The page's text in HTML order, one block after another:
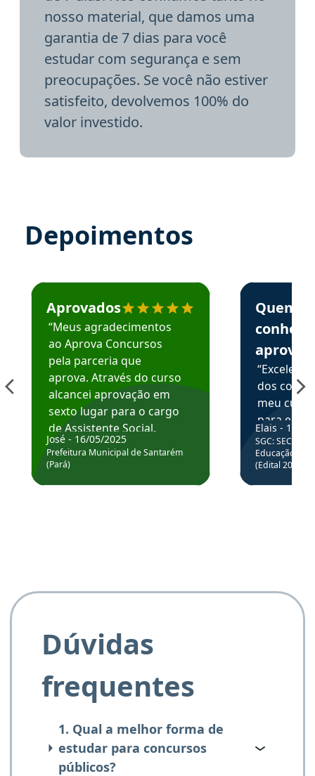
nosso material, que damos uma
garantia de 7 dias para você
estudar com segurança e sem
preocupações. Se você não estiver
satisfeito, devolvemos 100% do
valor investido.
Depoimentos
Estudante José recomenda o Aprova Concursos em
Aprovados
“Meus agradecimentos
ao Aprova Concursos
pela parceria que
aprova. Através do curso
alcancei aprovação em
sexto lugar para o cargo
de Assistente Social.
Hoje estou atuando na
Prefeitura de Santarém.
José - 16/05/2025
Prefeitura Municipal de Santarém
(Pará)
Estudante
Quem
aprova
dos
meu
para
colocar
através
de
Elais - 15/
SGC: SEC BA
Educação
(Edital
Dúvidas
frequentes
1. Qual a melhor forma de
estudar para concursos
públicos?